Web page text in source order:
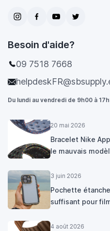
Besoin d'aide?
09 7518 7668
Du lundi au vendredi de 9h00 à
20 mai 2026
Bracelet Nike
le mauvais
3 juin 2026
Pochette
suffisant pour
4 août 2026